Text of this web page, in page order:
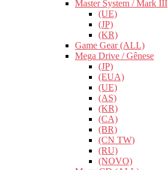
Master System / Mark III
(UE)
(JP)
(KR)
Game Gear (ALL)
Mega Drive / Gênese
(JP)
(EUA)
(UE)
(AS)
(KR)
(CA)
(BR)
(CN TW)
(RU)
(NOVO)